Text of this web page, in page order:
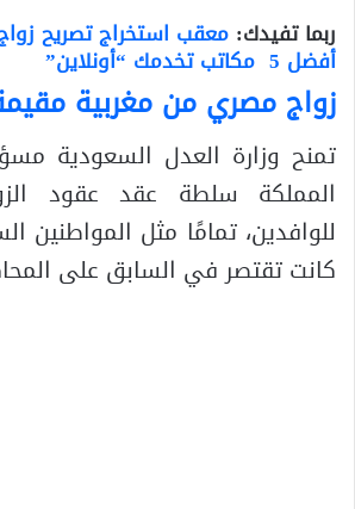
ربما تفيدك: معقب استخراج تصريح
أفضل 5 مكاتب تخدمك “أونلاين”
زواج مصري من مغربية
تمنح وزارة العدل السعودية
المملكة سلطة عقد عقود
للوافدين، تمامًا مثل المواطنين
كانت تقتصر في السابق على